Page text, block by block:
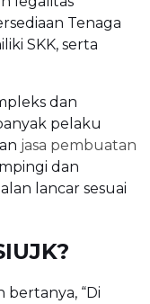
Tenaga
SKK, serta
dan
pelaku
jasa pembuatan
dan
lancar sesuai
“Di